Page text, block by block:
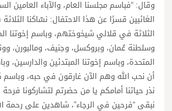
وقال: “فباسم مجلسنا العام، والآباء العامين
الغائبين قسرًا عن هذا الاحتفال: نسّاكنا
الثلاثة في قلالي شيخوختهم، وباسم إخوتنا
وسلطنة عُمان، وبروكسل، وجنيف، ومالبورن،
المتحدة، وباسم إخوتنا المبتدئين والدارسين،
أن نحب الله وهم الآن غارقون في حبه،
نذر حياتنا أمامكم يا من حضرتم لتشاركونا فرحة
نبقى “فرحين في الرجاء”، شاهدين على رحمة